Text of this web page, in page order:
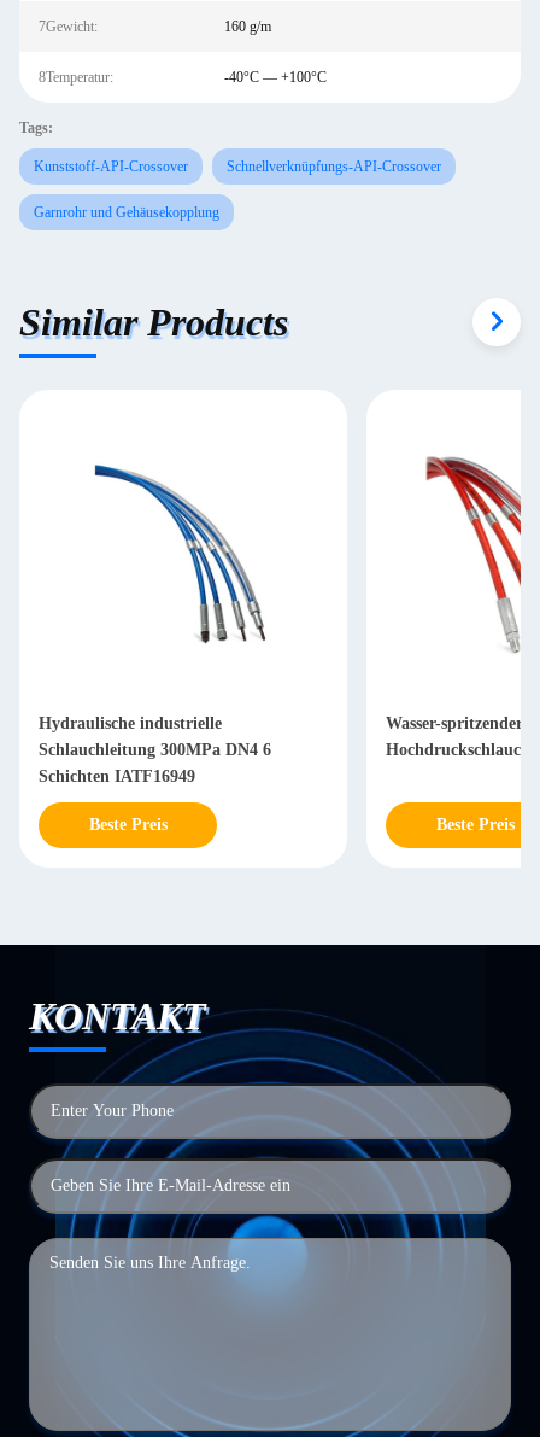
7Gewicht: 160 g/m
8Temperatur: -40°C — +100°C
Tags:
Kunststoff-API-Crossover Schnellverknüpfungs-API-Crossover
Garnrohr und Gehäusekopplung
Similar Products
Hydraulische industrielle
Schlauchleitung 300MPa DN4 6
Schichten IATF16949
Beste Preis
Wasser-spritzender
Hochdruckschlauch
Beste Preis
KONTAKT